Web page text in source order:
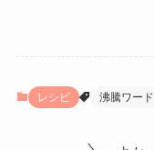
レシピ 沸騰ワード